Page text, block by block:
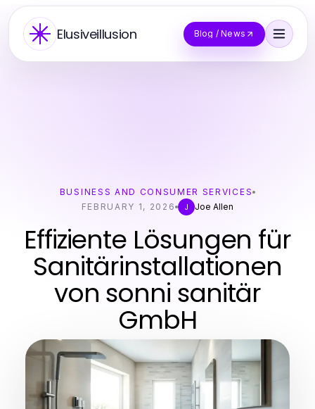
Elusiveillusion Blog / News
BUSINESS AND CONSUMER SERVICES
FEBRUARY 1, 2026
J Joe Allen
Effiziente Lösungen für
Sanitärinstallationen
von sonni sanitär
GmbH